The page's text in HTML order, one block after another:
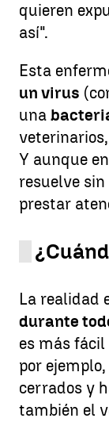
quieren
así".
Esta
un virus
una
Y aunque
resuelve
prestar
La realidad
durante
es más fácil
por
cerrados y
también el